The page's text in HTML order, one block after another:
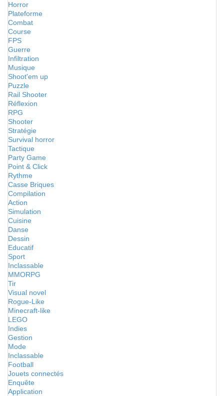
Horror
Plateforme
Combat
Course
FPS
Guerre
Infiltration
Musique
Shoot'em up
Puzzle
Rail Shooter
Réflexion
RPG
Shooter
Stratégie
Survival horror
Tactique
Party Game
Point & Click
Rythme
Casse Briques
Compilation
Action
Simulation
Cuisine
Danse
Dessin
Educatif
Sport
Inclassable
MMORPG
Tir
Visual novel
Rogue-Like
Minecraft-like
LEGO
Indies
Gestion
Mode
Inclassable
Football
Jouets connectés
Enquête
Application